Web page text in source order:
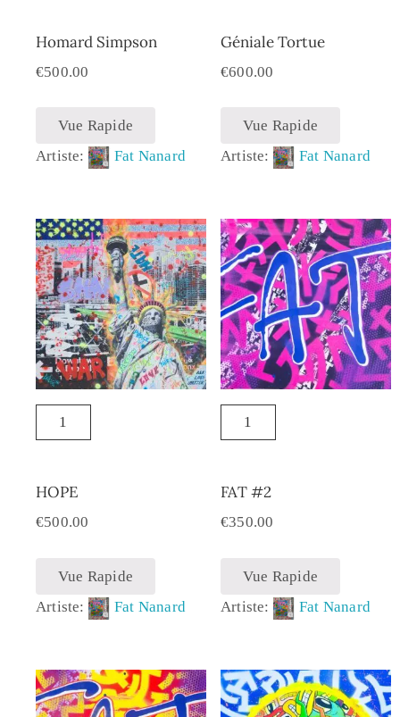
Homard Simpson
€500.00
Vue Rapide
Artiste:
Fat Nanard
Géniale Tortue
€600.00
Vue Rapide
Artiste:
Fat Nanard
HOPE
€500.00
Vue Rapide
Artiste:
Fat Nanard
FAT #2
€350.00
Vue Rapide
Artiste:
Fat Nanard